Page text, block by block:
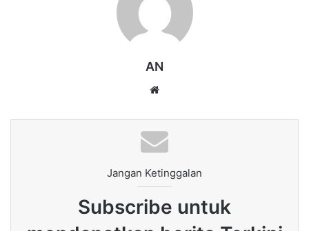
AN
Jangan Ketinggalan
Subscribe untuk